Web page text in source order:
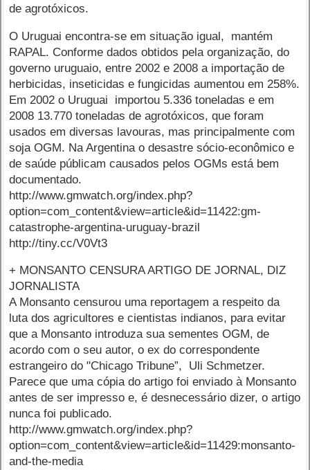
de agrotóxicos.
O Uruguai encontra-se em situação igual, mantém
RAPAL. Conforme dados obtidos pela organização, do
governo uruguaio, entre 2002 e 2008 a importação de
herbicidas, inseticidas e fungicidas aumentou em 258%.
Em 2002 o Uruguai importou 5.336 toneladas e em
2008 13.770 toneladas de agrotóxicos, que foram
usados em diversas lavouras, mas principalmente com
soja OGM. Na Argentina o desastre sócio-econômico e
de saúde públicam causados pelos OGMs está bem
documentado.
http://www.gmwatch.org/index.php?
option=com_content&view=article&id=11422:gm-
catastrophe-argentina-uruguay-brazil
http://tiny.cc/V0Vt3
+ MONSANTO CENSURA ARTIGO DE JORNAL, DIZ
JORNALISTA
A Monsanto censurou uma reportagem a respeito da
luta dos agricultores e cientistas indianos, para evitar
que a Monsanto introduza sua sementes OGM, de
acordo com o seu autor, o ex do correspondente
estrangeiro do "Chicago Tribune”, Uli Schmetzer.
Parece que uma cópia do artigo foi enviado à Monsanto
antes de ser impresso e, é desnecessário dizer, o artigo
nunca foi publicado.
http://www.gmwatch.org/index.php?
option=com_content&view=article&id=11429:monsanto-
and-the-media